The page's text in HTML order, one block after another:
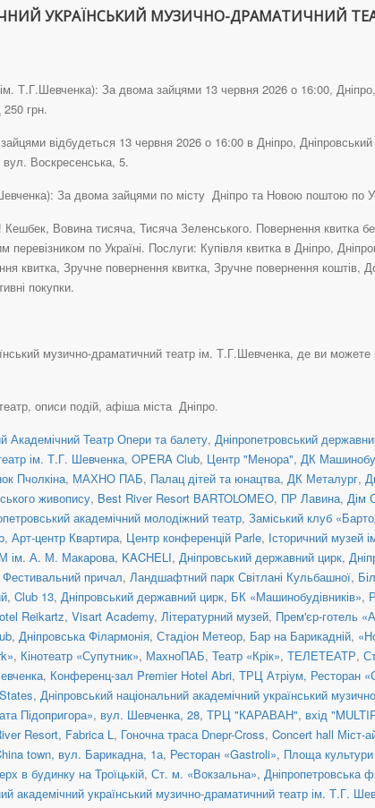
УКРАЇНСЬКИЙ МУЗИЧНО-ДРАМАТИЧНИЙ
Т.Г.Шевченка): За двома зайцями 13 червня 2026 о 16:00,
грн.
відбудеться 13 червня 2026 о 16:00 в Дніпро, Дніпровський
Воскресенська, 5.
За двома зайцями по місту Дніпро та Новою поштою по
Вовина тисяча, Тисяча Зеленського. Повернення квитка
по Україні. Послуги: Купівля квитка в Дніпро,
квитка, Зручне повернення квитка, Зручне повернення коштів,
покупки.
музично-драматичний театр ім. Т.Г.Шевченка, де ви
описи подій, афіша міста Дніпро.
Академічний Театр Опери та балету, Дніпропетровський
ім. Т.Г. Шевченка, OPERA Club, Центр "Менора", ДК
Пчолкіна, МАХНО ПАБ, Палац дітей та юнацтва, ДК Металург,
живопису, Best River Resort BARTOLOMEO, ПР Лавина, Дім
академічний молодіжний театр, Заміський клуб
, Арт-центр Квартира, Центр конференцій Parle, Історичний музей
ім. А. М. Макарова, KACHELI, Дніпровський державний цирк,
Фестивальний причал, Ландшафтний парк Світлані Кульбашної,
, Club 13, Дніпровський державний цирк, БК «Машинобудівників»,
Reikartz, Visart Academy, Літературний музей, Прем'єр-готель
, Дніпровська Філармонія, Стадіон Метеор, Бар на Барикадній,
, Кінотеатр «Супутник», МахноПАБ, Театр «Крік», ТЕЛЕТЕАТР,
, Конференц-зал Premier Hotel Abri, ТРЦ Атріум, Ресторан
, Дніпровський національний академічний український
Підопригора», вул. Шевченка, 28, ТРЦ "КАРАВАН", вхід
Resort, Fabrica L , Гоночна траса Dnepr-Cross, Concert hall Міст-
town, вул. Барикадна, 1а, Ресторан «Gastroli», Площа культури
в будинку на Троїцькій, Ст. м. «Вокзальна», Дніпропетровська
академічний український музично-драматичний театр ім. Т.Г.